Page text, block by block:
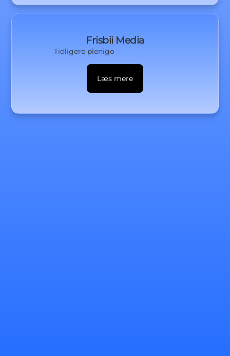
Frisbii Media
Tidligere plenigo
Læs mere